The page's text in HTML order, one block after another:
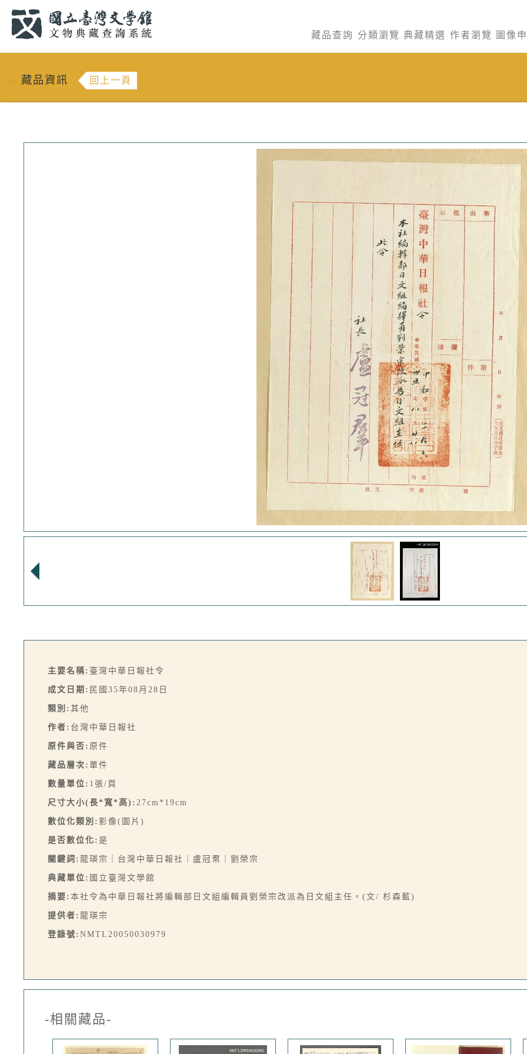
藏品查詢 分類瀏覽 典藏精選 作者瀏覽 圖像
::: 藏品資訊 回上一頁
主要名稱: 臺灣中華日報社令
成文日期: 民國35年08月28日
類別: 其他
作者: 台灣中華日報社
原件與否: 原件
藏品層次: 單件
數量單位: 1張/頁
尺寸大小(長*寬*高): 27cm*19cm
數位化類別: 影像(圖片)
是否數位化: 是
關鍵詞: 龍瑛宗｜台灣中華日報社｜盧冠帬｜劉榮宗
典藏單位: 國立臺灣文學館
摘要: 本社令為中華日報社將編輯部日文組編輯員劉榮宗改派為日文組主任。(文/ 杉森藍)
提供者: 龍瑛宗
登錄號: NMTL20050030979
-相關藏品-